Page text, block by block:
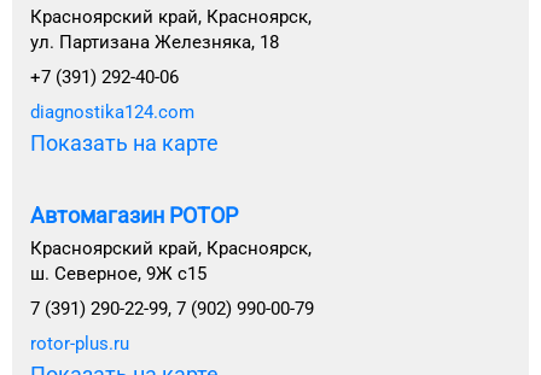
Красноярский край, Красноярск,
ул. Партизана Железняка, 18
+7 (391) 292-40-06
diagnostika124.com
Показать на карте
Автомагазин РОТОР
Красноярский край, Красноярск,
ш. Северное, 9Ж с15
7 (391) 290-22-99, 7 (902) 990-00-79
rotor-plus.ru